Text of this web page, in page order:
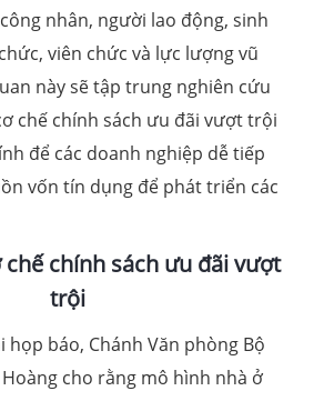
nhân, người lao động, sinh
viên chức và lực lượng vũ
này sẽ tập trung nghiên cứu
chế chính sách ưu đãi vượt trội
để các doanh nghiệp dễ tiếp
vốn tín dụng để phát triển các
chính sách ưu đãi vượt
trội
báo, Chánh Văn phòng Bộ
cho rằng mô hình nhà ở